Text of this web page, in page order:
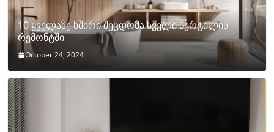
10 ყველაზე ხშირი შეცდომა სველი წერტილის
რემონტში
October 24, 2024